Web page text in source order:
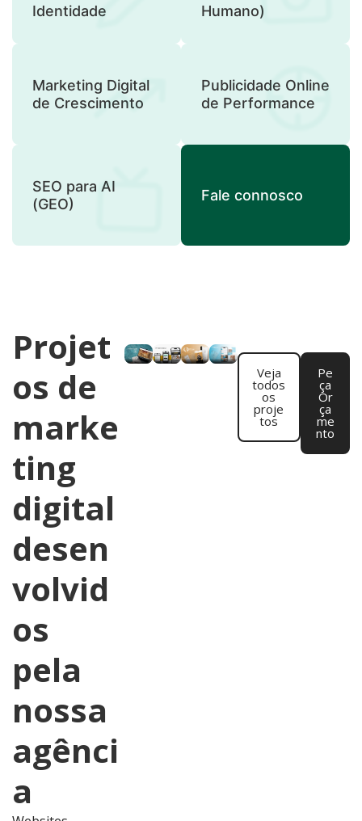
Identidade
Humano)
Marketing Digital
de Crescimento
Publicidade Online
de Performance
SEO para AI
(GEO)
Fale connosco
Projet
os de
marke
ting
digital
desen
volvid
os
pela
nossa
agênci
a
Veja
todos
os
proje
tos
Pe
ça
Or
ça
me
nto